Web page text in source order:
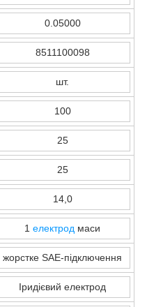
0.05000
8511100098
шт.
100
25
25
14,0
1 електрод маси
жорстке SAE-підключення
Іридієвий електрод